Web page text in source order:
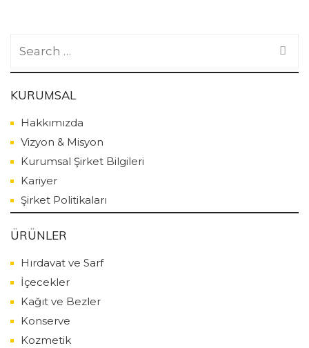
KURUMSAL
Hakkımızda
Vizyon & Misyon
Kurumsal Şirket Bilgileri
Kariyer
Şirket Politikaları
ÜRÜNLER
Hırdavat ve Sarf
İçecekler
Kağıt ve Bezler
Konserve
Kozmetik